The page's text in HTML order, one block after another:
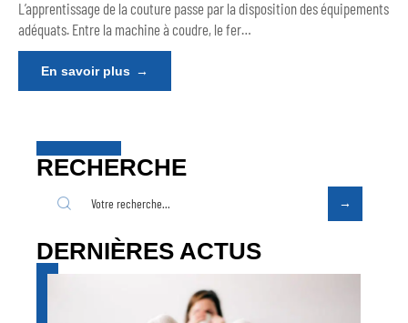
L’apprentissage de la couture passe par la disposition des équipements
adéquats. Entre la machine à coudre, le fer…
En savoir plus
RECHERCHE
DERNIÈRES ACTUS